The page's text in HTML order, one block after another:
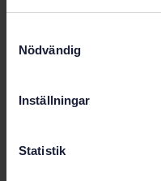
Nödvändig
Inställningar
Statistik
och hur ett möte går
Skillnader och likheter
Viktiga beslut och
Vad händer framåt?